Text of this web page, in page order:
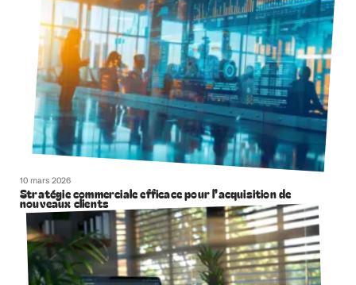
10 mars 2026
Stratégie commerciale efficace pour l’acquisition de
nouveaux clients